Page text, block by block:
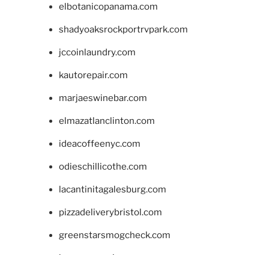
elbotanicopanama.com
shadyoaksrockportrvpark.com
jccoinlaundry.com
kautorepair.com
marjaeswinebar.com
elmazatlanclinton.com
ideacoffeenyc.com
odieschillicothe.com
lacantinitagalesburg.com
pizzadeliverybristol.com
greenstarsmogcheck.com